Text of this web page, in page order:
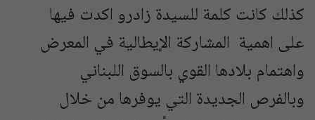
كذلك كانت كلمة للسيدة زادرو اكدت فيها
على اهمية المشاركة الإيطالية في المعرض
واهتمام بلادها القوي بالسوق اللبناني
وبالفرص الجديدة التي يوفرها من خلال